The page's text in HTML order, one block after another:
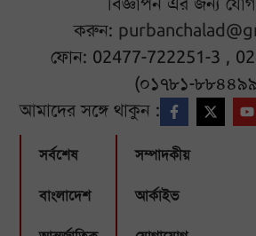
করুন:
ফোন: 02477-722251-3 ,
(০১৭৮১-
আমাদের সঙ্গে থাকুন :
সর্বশেষ
বাংলাদেশ
সম্পাদকীয়
আর্কাইভ